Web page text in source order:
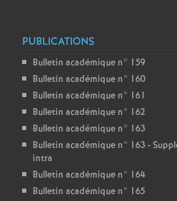
PUBLICATIONS
Bulletin académique n° 159
Bulletin académique n° 160
Bulletin académique n° 161
Bulletin académique n° 162
Bulletin académique n° 163
Bulletin académique n° 163 -
intra
Bulletin académique n° 164
Bulletin académique n° 165